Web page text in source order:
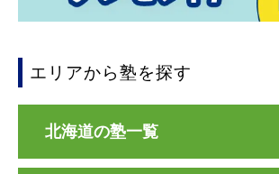
エリアから塾を探す
北海道の塾一覧